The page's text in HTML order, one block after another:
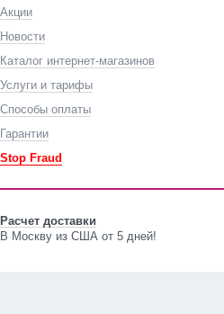
Акции
Новости
Каталог интернет-магазинов
Услуги и тарифы
Способы оплаты
Гарантии
Stop Fraud
Расчет доставки
В Москву из США от 5 дней!